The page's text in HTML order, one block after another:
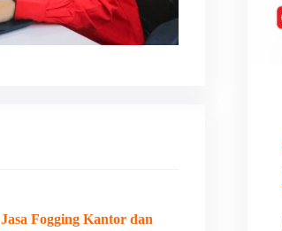
Jasa Fogging Kantor dan